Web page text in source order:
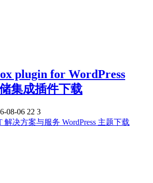
plugin for WordPress
集成插件下载
08-06 22 3